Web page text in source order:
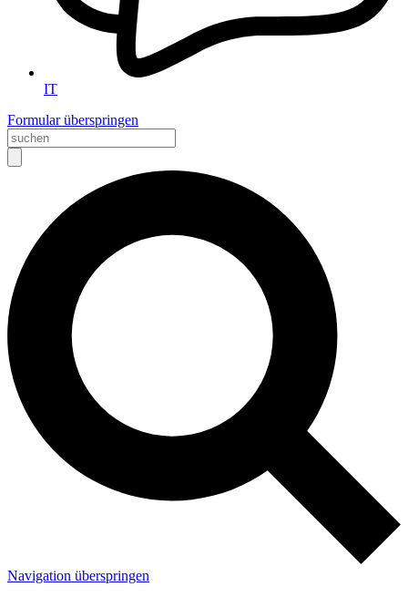
IT
Formular überspringen
Navigation überspringen